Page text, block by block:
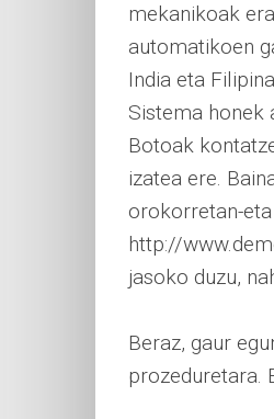
mekanikoak
automatikoen
India eta
Sistema honek
Botoak
izatea ere.
orokorretan-eta
http://
jasoko duzu,
Beraz, gaur
prozeduretara.